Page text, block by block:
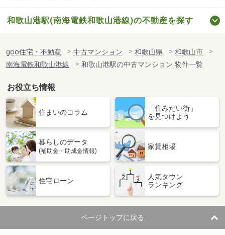
和歌山港駅(南海電鉄和歌山港線)の不動産を探す
goo住宅・不動産 中古マンション 和歌山県
和歌山市
南海電鉄和歌山港線
和歌山港駅の中古マンション 物件一覧
お役立ち情報
住まいのコラム
「住みたい街」
を見つけよう
暮らしのデータ
(補助金・助成金情報)
家賃相場
住宅ローン
人気タウン
ランキング
ページトップに戻る